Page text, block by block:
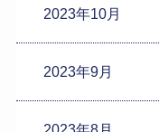
2023年10月
2023年9月